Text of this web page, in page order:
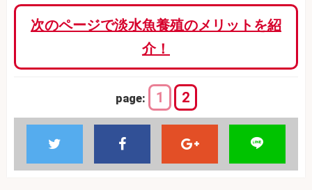
次のページで淡水魚養殖のメリットを紹
介！
page: 1 2